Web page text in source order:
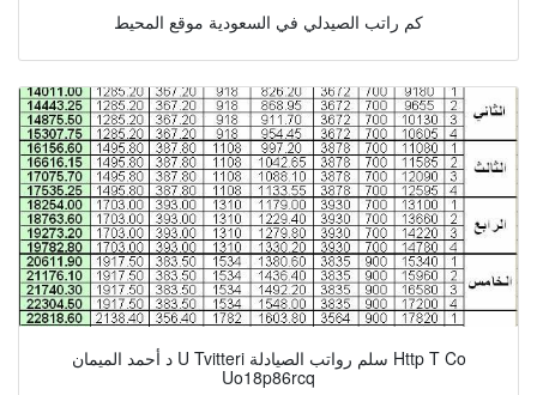
كم راتب الصيدلي في السعودية موقع المحيط
د أحمد الميمان U Tvitteri سلم رواتب الصيادلة Http T Co
Uo18p86rcq